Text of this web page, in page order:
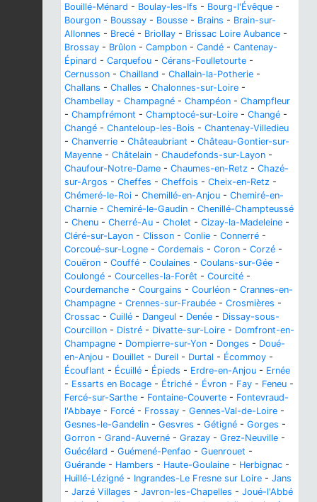
Bouillé-Ménard - Boulay-les-Ifs - Bourg-l'Évêque -
Bourgon - Boussay - Bousse - Brains - Brain-sur-
Allonnes - Brecé - Briollay - Brissac Loire Aubance -
Brossay - Brûlon - Campbon - Candé - Cantenay-
Épinard - Carquefou - Cérans-Foulletourte -
Cernusson - Chailland - Challain-la-Potherie -
Challans - Challes - Chalonnes-sur-Loire -
Chambellay - Champagné - Champéon - Champfleur
- Champfrémont - Champtocé-sur-Loire - Changé -
Changé - Chanteloup-les-Bois - Chantenay-Villedieu
- Chanverrie - Châteaubriant - Château-Gontier-sur-
Mayenne - Châtelain - Chaudefonds-sur-Layon -
Chaufour-Notre-Dame - Chaumes-en-Retz - Chazé-
sur-Argos - Cheffes - Cheffois - Cheix-en-Retz -
Chémeré-le-Roi - Chemillé-en-Anjou - Chemiré-en-
Charnie - Chemiré-le-Gaudin - Chenillé-Champteussé
- Chenu - Cherré-Au - Cholet - Cizay-la-Madeleine -
Cléré-sur-Layon - Clisson - Conlie - Connerré -
Corcoué-sur-Logne - Cordemais - Coron - Corzé -
Couëron - Couffé - Coulaines - Coulans-sur-Gée -
Coulongé - Courcelles-la-Forêt - Courcité -
Courdemanche - Courgains - Courléon - Crannes-en-
Champagne - Crennes-sur-Fraubée - Crosmières -
Crossac - Cuillé - Dangeul - Denée - Dissay-sous-
Courcillon - Distré - Divatte-sur-Loire - Domfront-en-
Champagne - Dompierre-sur-Yon - Donges - Doué-
en-Anjou - Douillet - Dureil - Durtal - Écommoy -
Écouflant - Écuillé - Épieds - Erdre-en-Anjou - Ernée
- Essarts en Bocage - Étriché - Évron - Fay - Feneu -
Fercé-sur-Sarthe - Fontaine-Couverte - Fontevraud-
l'Abbaye - Forcé - Frossay - Gennes-Val-de-Loire -
Gesnes-le-Gandelin - Gesvres - Gétigné - Gorges -
Gorron - Grand-Auverné - Grazay - Grez-Neuville -
Guécélard - Guémené-Penfao - Guenrouet -
Guérande - Hambers - Haute-Goulaine - Herbignac -
Huillé-Lézigné - Ingrandes-Le Fresne sur Loire - Jans
- Jarzé Villages - Javron-les-Chapelles - Joué-l'Abbé